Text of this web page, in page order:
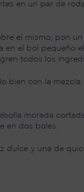
en un par de
el mismo, pon
en el bol pequeño
todos los
bien con la
morada
en dos boles.
dulce y una de